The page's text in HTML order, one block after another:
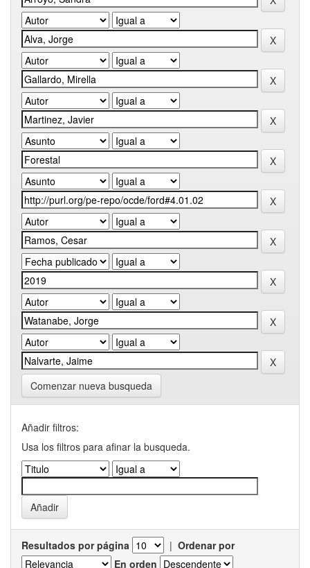
Comenzar nueva busqueda
Añadir filtros:
Usa los filtros para afinar la busqueda.
Resultados por página | Ordenar por
En orden